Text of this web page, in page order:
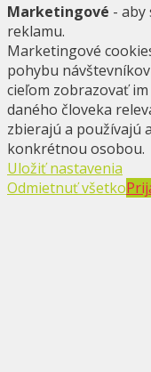
Marketingové - aby
reklamu.
Marketingové
pohybu
cieľom zobrazovať
daného človeka
zbierajú a používajú
konkrétnou osobou.
Uložiť nastavenia
Odmietnuť všetko